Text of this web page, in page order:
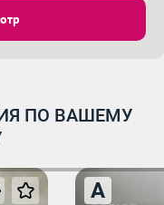
ПО ВАШЕМУ
A